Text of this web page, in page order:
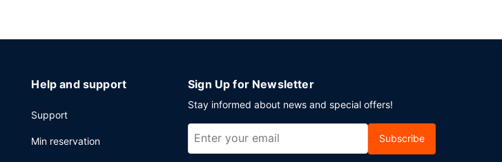
Help and support
Support
Min reservation
Sign Up for Newsletter
Stay informed about news and special offers!
Subscribe